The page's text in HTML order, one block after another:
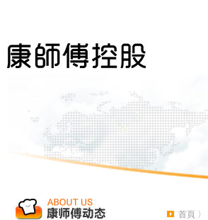
首頁 〉